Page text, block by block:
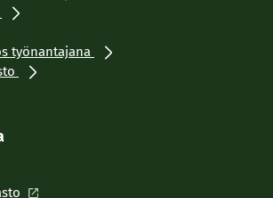
työnantajana